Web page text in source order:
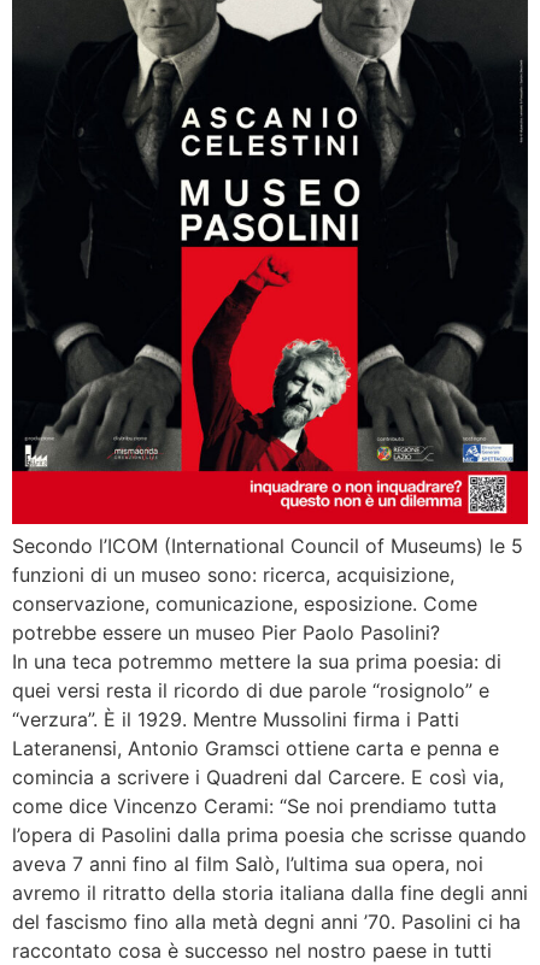
Secondo l’ICOM (International Council of Museums) le 5
funzioni di un museo sono: ricerca, acquisizione,
conservazione, comunicazione, esposizione. Come
potrebbe essere un museo Pier Paolo Pasolini?
In una teca potremmo mettere la sua prima poesia: di
quei versi resta il ricordo di due parole “rosignolo” e
“verzura”. È il 1929. Mentre Mussolini firma i Patti
Lateranensi, Antonio Gramsci ottiene carta e penna e
comincia a scrivere i Quadreni dal Carcere. E così via,
come dice Vincenzo Cerami: “Se noi prendiamo tutta
l’opera di Pasolini dalla prima poesia che scrisse quando
aveva 7 anni fino al film Salò, l’ultima sua opera, noi
avremo il ritratto della storia italiana dalla fine degli anni
del fascismo fino alla metà degni anni ’70. Pasolini ci ha
raccontato cosa è successo nel nostro paese in tutti